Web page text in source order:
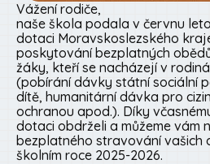
Vážení rodiče,
naše škola podala v červnu
dotaci Moravskoslezského
poskytování bezplatných
žáky, kteří se nacházejí v
(pobírání dávky státní sociální
dítě, humanitární dávka pro
ochranou apod.). Díky
dotaci obdrželi a můžeme vám
bezplatného stravování vašich
školním roce 2025-2026.